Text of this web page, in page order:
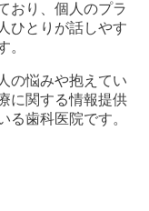
おり、個人のプラ
ひとりが話しやす
。
の悩みや抱えてい
に関する情報提供
る歯科医院です。